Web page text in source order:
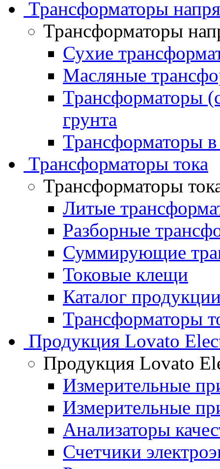
Трансформаторы
Трансформаторы
Сухие
Масляные
Трансформаторы
грунта
Трансформаторы
Трансформаторы тока
Трансформаторы
Литые
Разборные
Суммирующие
Токовые клещи
Каталог
Трансформаторы
Продукция Lovato
Продукция Lovato
Измерительные
Измерительные
Анализаторы
Счетчики